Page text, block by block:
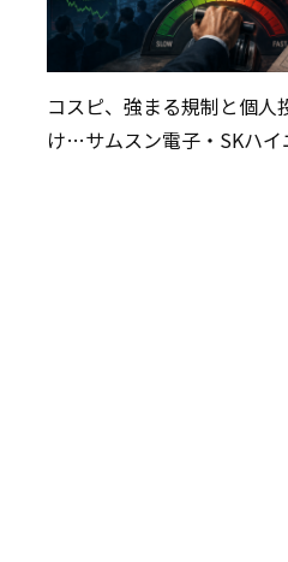
コスピ、強まる規制と個人
け…サムスン電子・SKハイ